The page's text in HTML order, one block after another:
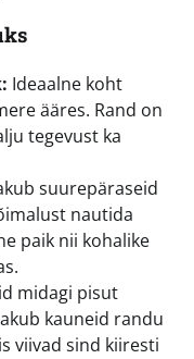
Ideaalne koht
ääres. Rand on
tegevust ka
suurepäraseid
nautida
paik nii kohalike
midagi pisut
kauneid randu
viivad sind kiiresti